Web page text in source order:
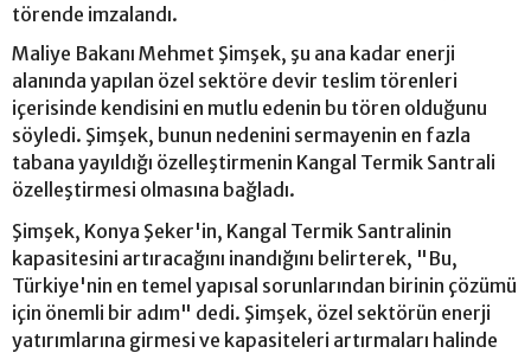
törende imzalandı.
Maliye Bakanı Mehmet Şimşek, şu ana kadar enerji
alanında yapılan özel sektöre devir teslim törenleri
içerisinde kendisini en mutlu edenin bu tören olduğunu
söyledi. Şimşek, bunun nedenini sermayenin en fazla
tabana yayıldığı özelleştirmenin Kangal Termik Santrali
özelleştirmesi olmasına bağladı.
Şimşek, Konya Şeker'in, Kangal Termik Santralinin
kapasitesini artıracağını inandığını belirterek, "Bu,
Türkiye'nin en temel yapısal sorunlarından birinin çözümü
için önemli bir adım" dedi. Şimşek, özel sektörün enerji
yatırımlarına girmesi ve kapasiteleri artırmaları halinde